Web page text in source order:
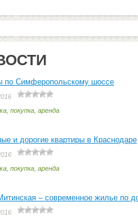
по Симферопольскому шоссе
покупка, аренда
и дорогие квартиры в Краснодаре
покупка, аренда
– современное жилье по